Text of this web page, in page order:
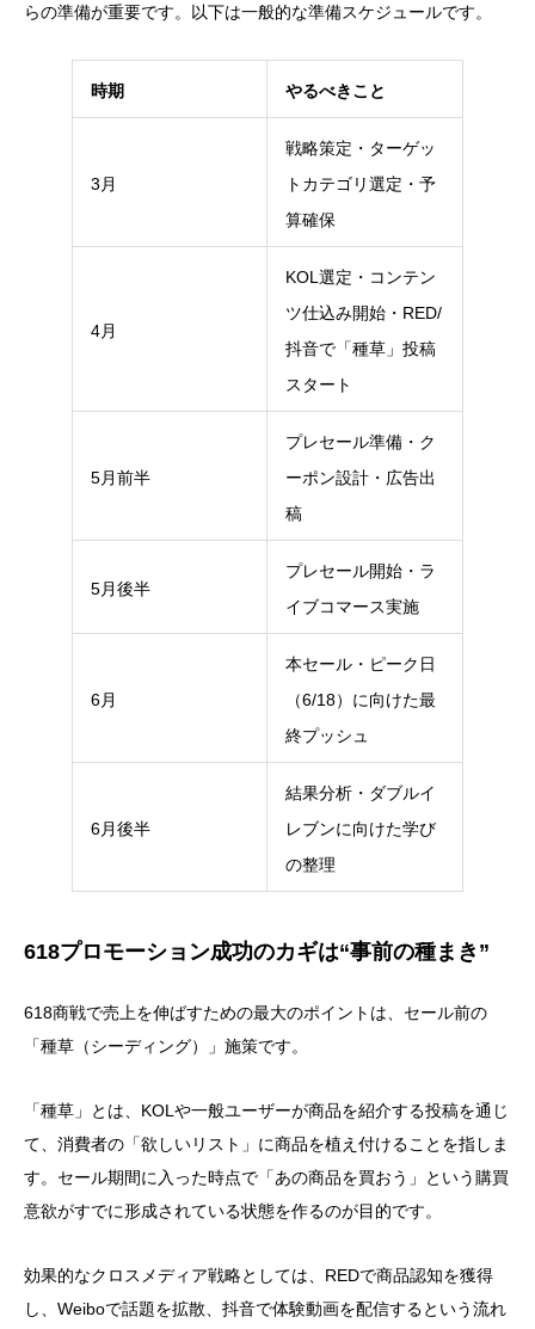
らの準備が重要です。以下は一般的な準備スケジュールです。
時期 やるべきこと
3月
戦略策定・ターゲッ
トカテゴリ選定・予
算確保
4月
KOL選定・コンテン
ツ仕込み開始・RED/
抖音で「種草」投稿
スタート
5月前半
プレセール準備・ク
ーポン設計・広告出
稿
5月後半
プレセール開始・ラ
イブコマース実施
6月
本セール・ピーク日
（6/18）に向けた最
終プッシュ
6月後半
結果分析・ダブルイ
レブンに向けた学び
の整理
618プロモーション成功のカギは“事前の種まき”
618商戦で売上を伸ばすための最大のポイントは、セール前の
「種草（シーディング）」施策です。
「種草」とは、KOLや一般ユーザーが商品を紹介する投稿を通じ
て、消費者の「欲しいリスト」に商品を植え付けることを指しま
す。セール期間に入った時点で「あの商品を買おう」という購買
意欲がすでに形成されている状態を作るのが目的です。
効果的なクロスメディア戦略としては、REDで商品認知を獲得
し、Weiboで話題を拡散、抖音で体験動画を配信するという流れ